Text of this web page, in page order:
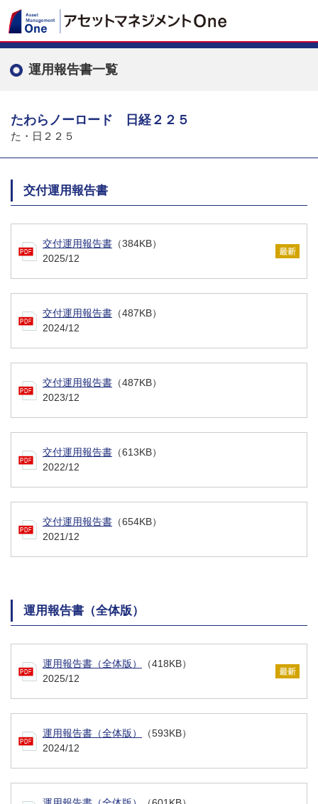
運用報告書一覧
たわらノーロード 日経２２５
た・日２２５
交付運用報告書
交付運用報告書 （384KB）
2025/12
交付運用報告書 （487KB）
2024/12
交付運用報告書 （487KB）
2023/12
交付運用報告書 （613KB）
2022/12
交付運用報告書 （654KB）
2021/12
運用報告書（全体版）
運用報告書（全体版）
（418KB）
2025/12
運用報告書（全体版）
（593KB）
2024/12